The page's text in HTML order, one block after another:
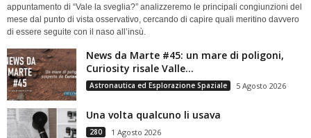
appuntamento di “Vale la sveglia?” analizzeremo le principali congiunzioni del
mese dal punto di vista osservativo, cercando di capire quali meritino davvero
di essere seguite con il naso all’insù.
News da Marte #45: un mare di poligoni,
Curiosity risale Valle...
Astronautica ed Esplorazione Spaziale 5 Agosto 2026
Una volta qualcuno li usava
280 1 Agosto 2026